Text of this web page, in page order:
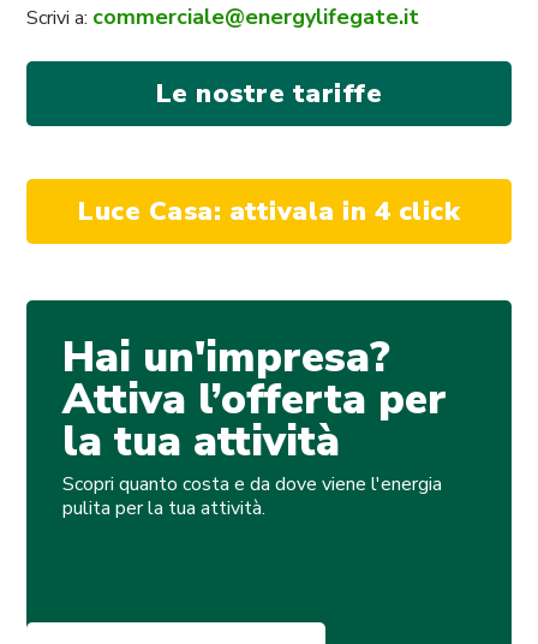
Scrivi a: commerciale@energylifegate.it
Le nostre tariffe
Luce Casa: attivala in 4 click
Hai un'impresa?
Attiva l’offerta per
la tua attività
Scopri quanto costa e da dove viene l'energia
pulita per la tua attività.